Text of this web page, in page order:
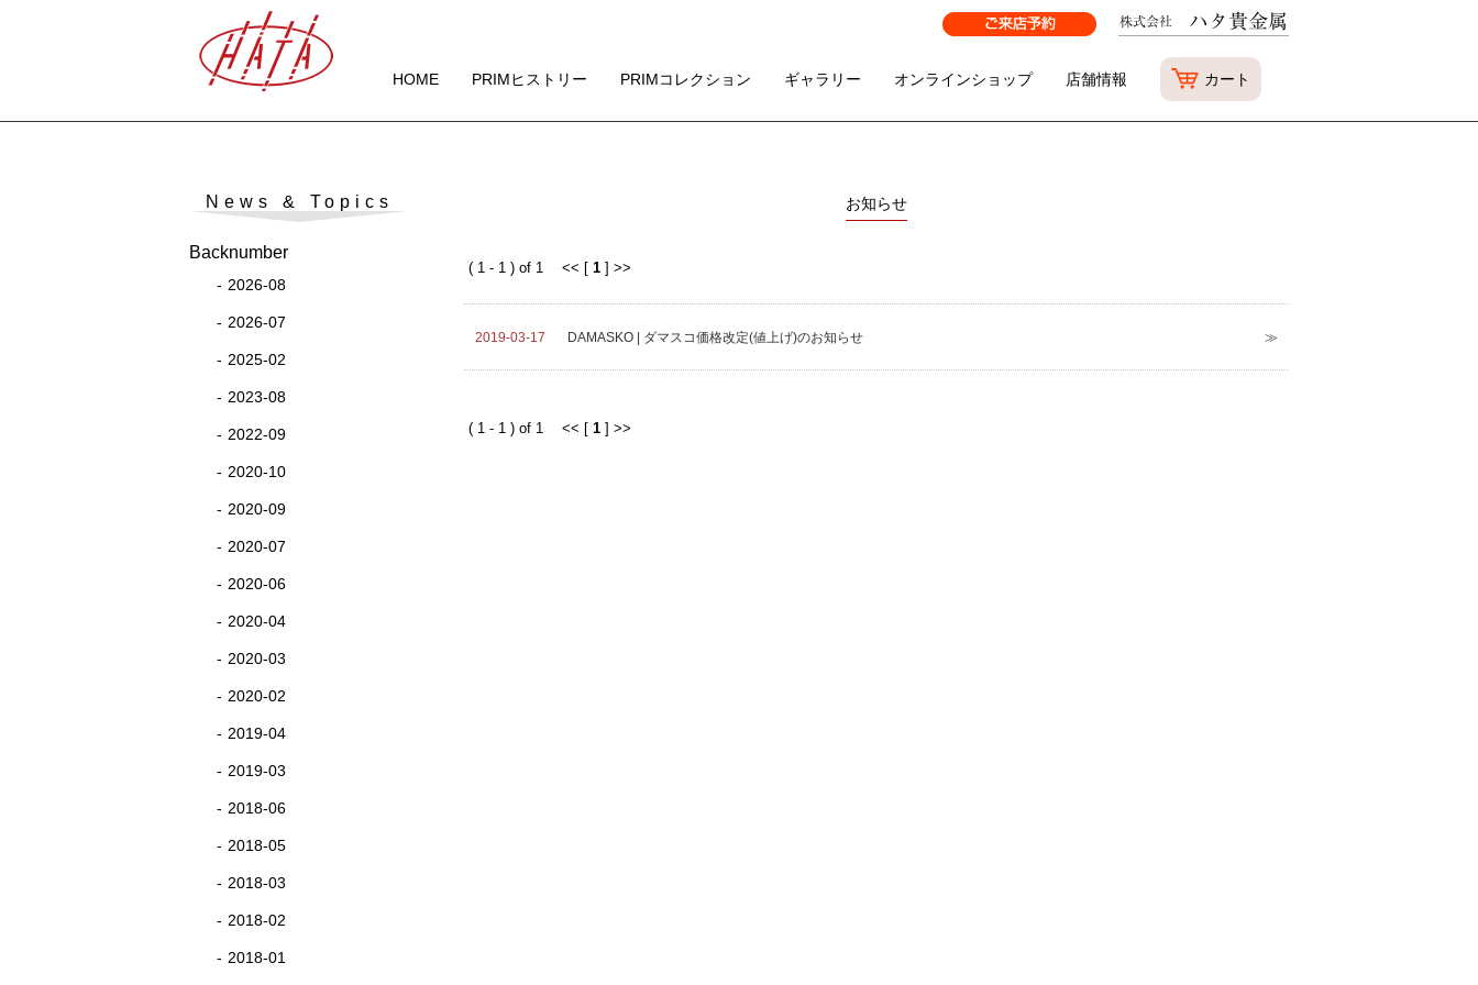
HOME PRIMヒストリー PRIMコレクション ギャラリー オンラインショップ 店舗情報 カート
News & Topics
Backnumber
2026-08
2026-07
2025-02
2023-08
2022-09
2020-10
2020-09
2020-07
2020-06
2020-04
2020-03
2020-02
2019-04
2019-03
2018-06
2018-05
2018-03
2018-02
2018-01
お知らせ
( 1 - 1 ) of 1 << [ 1 ] >>
2019-03-17 DAMASKO | ダマスコ価格改定(値上げ)のお知らせ
( 1 - 1 ) of 1 << [ 1 ] >>